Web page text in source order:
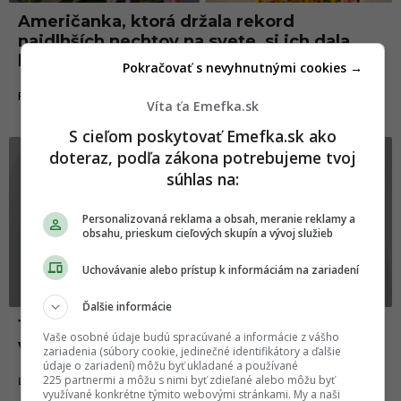
Američanka, ktorá držala rekord
najdlhších nechtov na svete, si ich dala
konečne skrátiť
FAKTY A ZAUJÍMAVOSTI
12 otravných problémov, ktorým čelia
všetky ženy s dlhými nechtami
ĽUDIA 13.03.2021
Víta ťa Emefka.sk
S cieľom poskytovať Emefka.sk ako
doteraz, podľa zákona potrebujeme tvoj
súhlas na:
Personalizovaná reklama a obsah, meranie reklamy a
obsahu, prieskum cieľových skupín a vývoj služieb
Uchovávanie alebo prístup k informáciám na zariadení
Ďalšie informácie
Vaše osobné údaje budú spracúvané a informácie z vášho
zariadenia (súbory cookie, jedinečné identifikátory a ďalšie
údaje o zariadení) môžu byť ukladané a používané
225 partnermi a môžu s nimi byť zdieľané alebo môžu byť
využívané konkrétne týmito webovými stránkami. My a naši
Pokračovať s nevyhnutnými cookies →